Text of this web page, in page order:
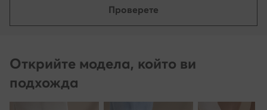
Проверете
Открийте модела, който ви
подхожда